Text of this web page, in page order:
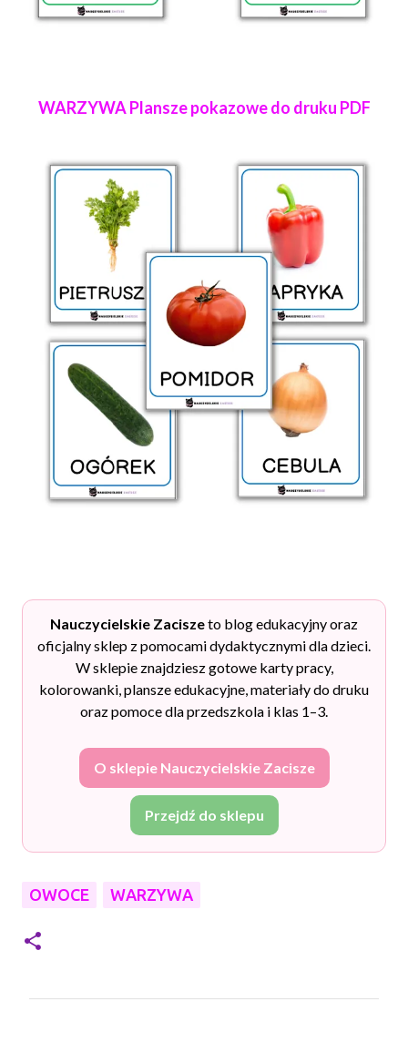
WARZYWA Plansze pokazowe do druku PDF
Nauczycielskie Zaciszeto blog edukacyjny oraz
oficjalny sklep z pomocami dydaktycznymi dla dzieci.
W sklepie znajdziesz gotowe karty pracy,
kolorowanki, plansze edukacyjne, materiały do druku
oraz pomoce dla przedszkola i klas 1–3.
O sklepie Nauczycielskie Zacisze
Przejdź do sklepu
OWOCE WARZYWA